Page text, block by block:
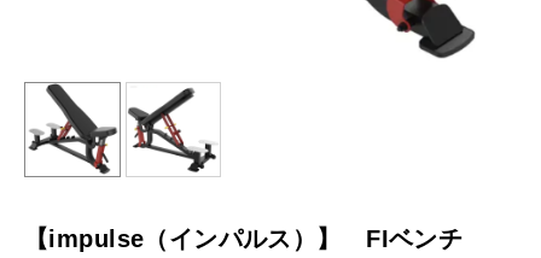
【impulse（インパルス）】 FIベンチ